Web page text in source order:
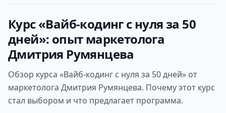
Курс «Вайб-кодинг с нуля за 50
дней»: опыт маркетолога
Дмитрия Румянцева
Обзор курса «Вайб-кодинг с нуля за 50 дней» от
маркетолога Дмитрия Румянцева. Почему этот курс
стал выбором и что предлагает программа.